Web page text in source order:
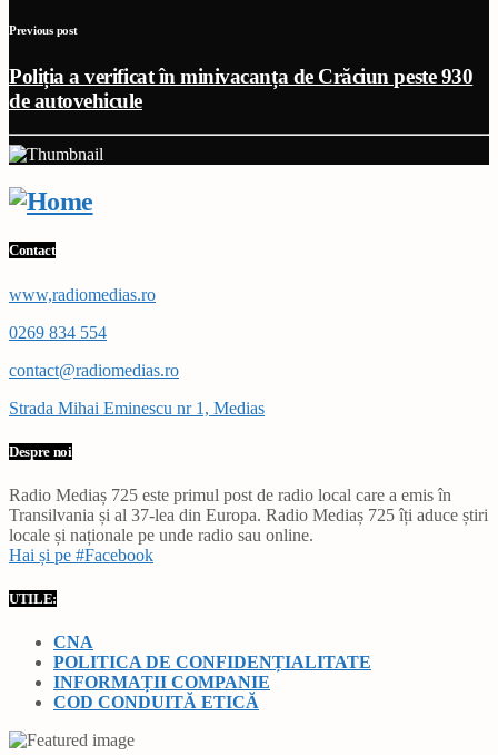
Previous post
Poliția a verificat în minivacanța de Crăciun peste 930
de autovehicule
Contact
www,radiomedias.ro
0269 834 554
contact@radiomedias.ro
Strada Mihai Eminescu nr 1, Medias
Despre noi
Radio Mediaș 725 este primul post de radio local care a emis în
Transilvania și al 37-lea din Europa. Radio Mediaș 725 îți aduce știri
locale și naționale pe unde radio sau online.
Hai și pe #Facebook
UTILE:
CNA
POLITICA DE CONFIDENȚIALITATE
INFORMAȚII COMPANIE
COD CONDUITĂ ETICĂ